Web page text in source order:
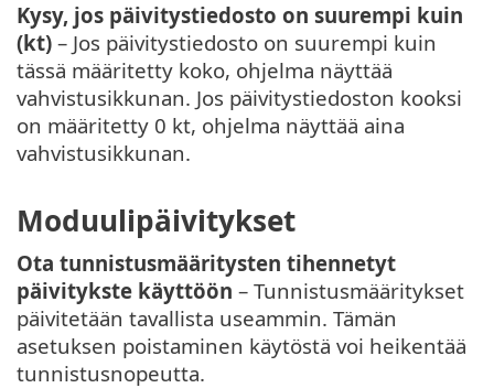
Kysy, jos päivitystiedosto on suurempi kuin
(kt) – Jos päivitystiedosto on suurempi kuin
tässä määritetty koko, ohjelma näyttää
vahvistusikkunan. Jos päivitystiedoston kooksi
on määritetty 0 kt, ohjelma näyttää aina
vahvistusikkunan.
Moduulipäivitykset
Ota tunnistusmääritysten tihennetyt
päivitykste käyttöön – Tunnistusmääritykset
päivitetään tavallista useammin. Tämän
asetuksen poistaminen käytöstä voi heikentää
tunnistusnopeutta.